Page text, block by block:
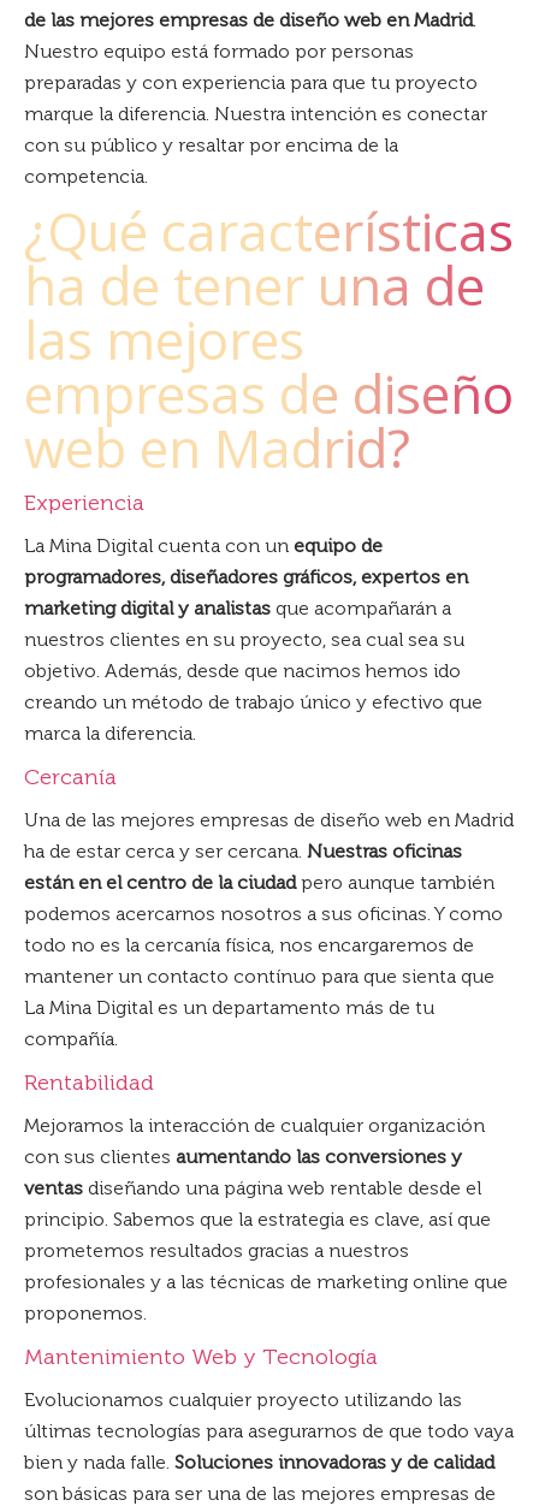
de las mejores empresas de diseño web en Madrid.
Nuestro equipo está formado por personas
preparadas y con experiencia para que tu proyecto
marque la diferencia. Nuestra intención es conectar
con su público y resaltar por encima de la
competencia.
¿Qué características
ha de tener una de
las mejores
empresas de diseño
web en Madrid?
Experiencia
La Mina Digital cuenta con un equipo de
programadores, diseñadores gráficos, expertos en
marketing digital y analistas que acompañarán a
nuestros clientes en su proyecto, sea cual sea su
objetivo. Además, desde que nacimos hemos ido
creando un método de trabajo único y efectivo que
marca la diferencia.
Cercanía
Una de las mejores empresas de diseño web en Madrid
ha de estar cerca y ser cercana. Nuestras oficinas
están en el centro de la ciudadpero aunque también
podemos acercarnos nosotros a sus oficinas. Y como
todo no es la cercanía física, nos encargaremos de
mantener un contacto contínuo para que sienta que
La Mina Digital es un departamento más de tu
compañía.
Rentabilidad
Mejoramos la interacción de cualquier organización
con sus clientes aumentando las conversiones y
ventas diseñando una página web rentable desde el
principio. Sabemos que la estrategia es clave, así que
prometemos resultados gracias a nuestros
profesionales y a las técnicas de marketing online que
proponemos.
Mantenimiento Web y Tecnología
Evolucionamos cualquier proyecto utilizando las
últimas tecnologías para asegurarnos de que todo vaya
bien y nada falle. Soluciones innovadoras y de calidad
son básicas para ser una de las mejores empresas de